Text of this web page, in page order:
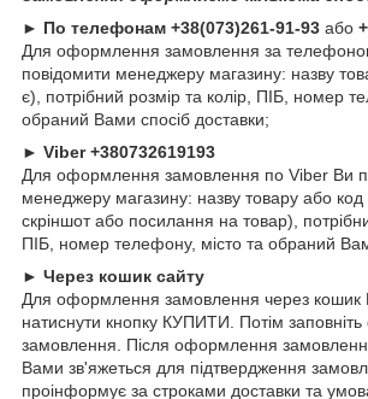
► По телефонам +38(073)261-91-93 або
Для оформлення замовлення за
повідомити менеджеру магазину: назву
є), потрібний розмір та колір, ПІБ, номер
обраний Вами спосіб доставки;
► Viber +380732619193
Для оформлення замовлення по Viber Ви
менеджеру магазину: назву товару або код
скріншот або посилання на товар),
ПІБ, номер телефону, місто та обраний
► Через кошик сайту
Для оформлення замовлення через кошик
натиснути кнопку КУПИТИ. Потім
замовлення. Після оформлення
Вами зв'яжеться для підтвердження
проінформує за строками доставки та